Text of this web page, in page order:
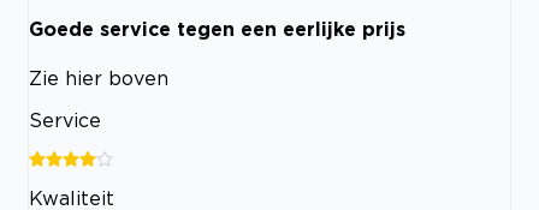
Goede service tegen een eerlijke prijs
Zie hier boven
Service
Kwaliteit